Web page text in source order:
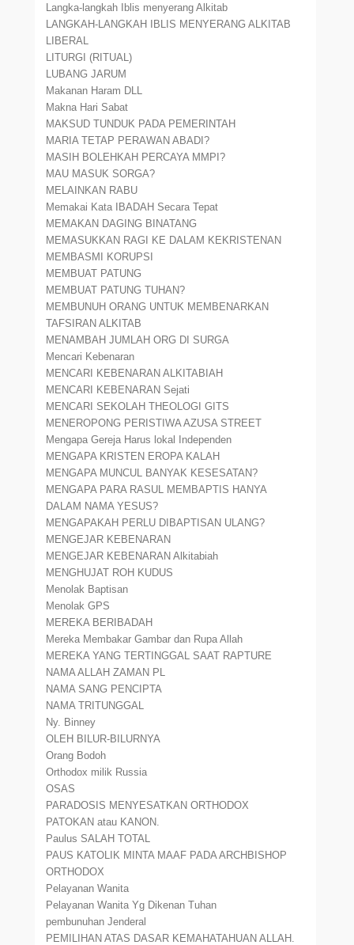
Langka-langkah Iblis menyerang Alkitab
LANGKAH-LANGKAH IBLIS MENYERANG ALKITAB
LIBERAL
LITURGI (RITUAL)
LUBANG JARUM
Makanan Haram DLL
Makna Hari Sabat
MAKSUD TUNDUK PADA PEMERINTAH
MARIA TETAP PERAWAN ABADI?
MASIH BOLEHKAH PERCAYA MMPI?
MAU MASUK SORGA?
MELAINKAN RABU
Memakai Kata IBADAH Secara Tepat
MEMAKAN DAGING BINATANG
MEMASUKKAN RAGI KE DALAM KEKRISTENAN
MEMBASMI KORUPSI
MEMBUAT PATUNG
MEMBUAT PATUNG TUHAN?
MEMBUNUH ORANG UNTUK MEMBENARKAN
TAFSIRAN ALKITAB
MENAMBAH JUMLAH ORG DI SURGA
Mencari Kebenaran
MENCARI KEBENARAN ALKITABIAH
MENCARI KEBENARAN Sejati
MENCARI SEKOLAH THEOLOGI GITS
MENEROPONG PERISTIWA AZUSA STREET
Mengapa Gereja Harus lokal Independen
MENGAPA KRISTEN EROPA KALAH
MENGAPA MUNCUL BANYAK KESESATAN?
MENGAPA PARA RASUL MEMBAPTIS HANYA
DALAM NAMA YESUS?
MENGAPAKAH PERLU DIBAPTISAN ULANG?
MENGEJAR KEBENARAN
MENGEJAR KEBENARAN Alkitabiah
MENGHUJAT ROH KUDUS
Menolak Baptisan
Menolak GPS
MEREKA BERIBADAH
Mereka Membakar Gambar dan Rupa Allah
MEREKA YANG TERTINGGAL SAAT RAPTURE
NAMA ALLAH ZAMAN PL
NAMA SANG PENCIPTA
NAMA TRITUNGGAL
Ny. Binney
OLEH BILUR-BILURNYA
Orang Bodoh
Orthodox milik Russia
OSAS
PARADOSIS MENYESATKAN ORTHODOX
PATOKAN atau KANON.
Paulus SALAH TOTAL
PAUS KATOLIK MINTA MAAF PADA ARCHBISHOP
ORTHODOX
Pelayanan Wanita
Pelayanan Wanita Yg Dikenan Tuhan
pembunuhan Jenderal
PEMILIHAN ATAS DASAR KEMAHATAHUAN ALLAH.